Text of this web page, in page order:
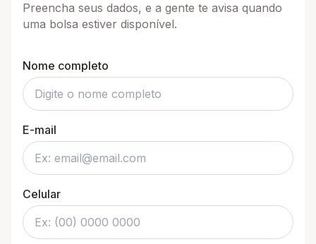
Preencha seus dados, e a gente te avisa quando
uma bolsa estiver disponível.
Nome completo
E-mail
Celular